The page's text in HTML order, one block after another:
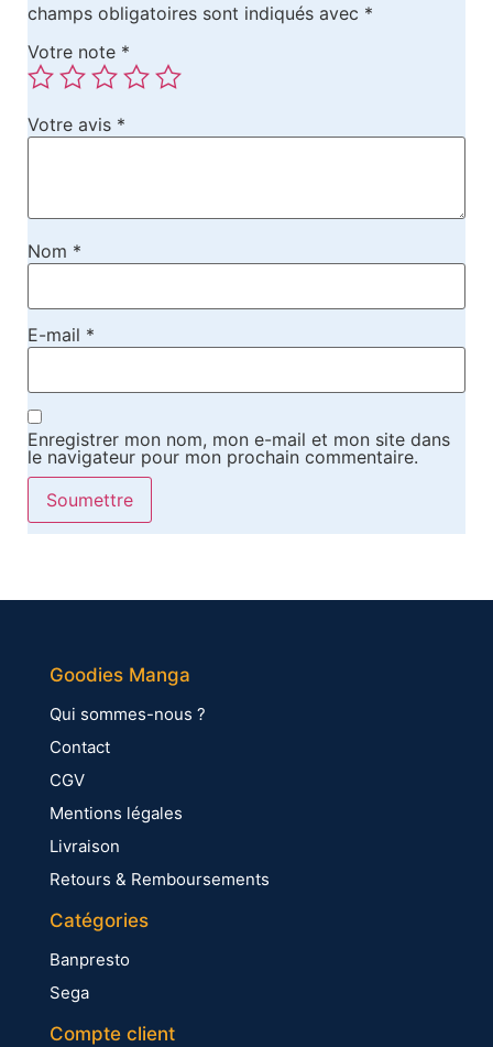
champs obligatoires sont indiqués avec *
Votre note *
Votre avis *
Nom *
E-mail *
Enregistrer mon nom, mon e-mail et mon site dans
le navigateur pour mon prochain commentaire.
Goodies Manga
Qui sommes-nous ?
Contact
CGV
Mentions légales
Livraison
Retours & Remboursements
Catégories
Banpresto
Sega
Compte client